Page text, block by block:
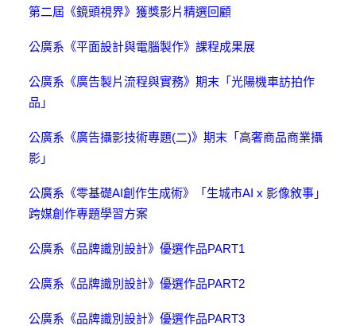
第二屆《鏡頭視界》獲獎影片精選回顧
公廣系《平面設計與電腦製作》課程成果展
公廣系《廣告製片流程與實務》期末「光陽機車訪拍作
品」
公廣系《廣告攝影技術專題(二)》期末「高奢商品商業攝
影」
公廣系《零基礎AI創作生成術》「生城市AI x 影像敘事」
跨媒創作專題學習方案
公廣系《品牌識別設計》優選作品PART1
公廣系《品牌識別設計》優選作品PART2
公廣系《品牌識別設計》優選作品PART3